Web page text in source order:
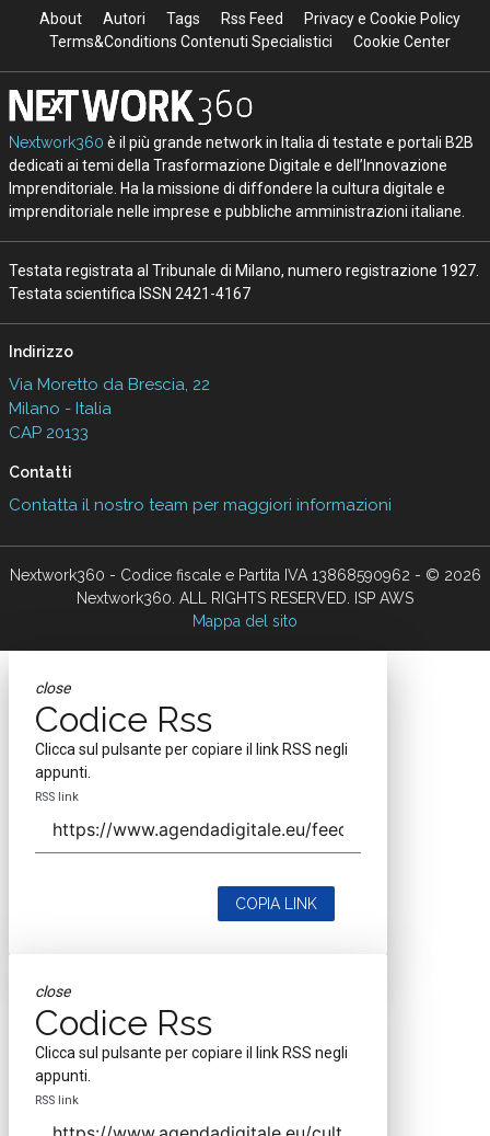
About Autori Tags Rss Feed
Privacy e Cookie Policy
Terms&Conditions Contenuti Specialistici
Cookie Center
Nextwork360 è il più grande network in Italia di testate e portali B2B
dedicati ai temi della Trasformazione Digitale e dell’Innovazione
Imprenditoriale. Ha la missione di diffondere la cultura digitale e
imprenditoriale nelle imprese e pubbliche amministrazioni italiane.
Testata registrata al Tribunale di Milano, numero registrazione 1927.
Testata scientifica ISSN 2421-4167
Indirizzo
Via Moretto da Brescia, 22
Milano - Italia
CAP 20133
Contatti
Contatta il nostro team per maggiori informazioni
Nextwork360 - Codice fiscale e Partita IVA 13868590962 - © 2026
Nextwork360. ALL RIGHTS RESERVED. ISP AWS
Mappa del sito
close
Codice Rss
Clicca sul pulsante per copiare il link RSS negli
appunti.
RSS link
COPIA LINK
close
Codice Rss
Clicca sul pulsante per copiare il link RSS negli
appunti.
RSS link